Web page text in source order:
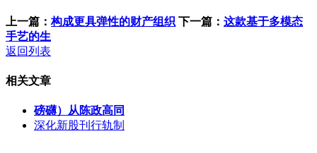
上一篇：构成更具弹性的财产组织 下一篇： 这款基于多模态
手艺的生
返回列表
相关文章
磅礴）从陈政高同
深化新股刊行轨制